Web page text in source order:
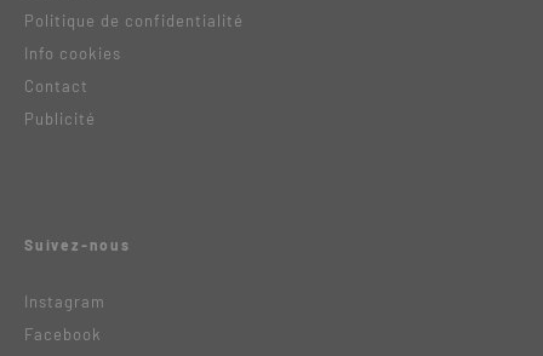
Politique de confidentialité
Info cookies
Contact
Publicité
Suivez-nous
Instagram
Facebook